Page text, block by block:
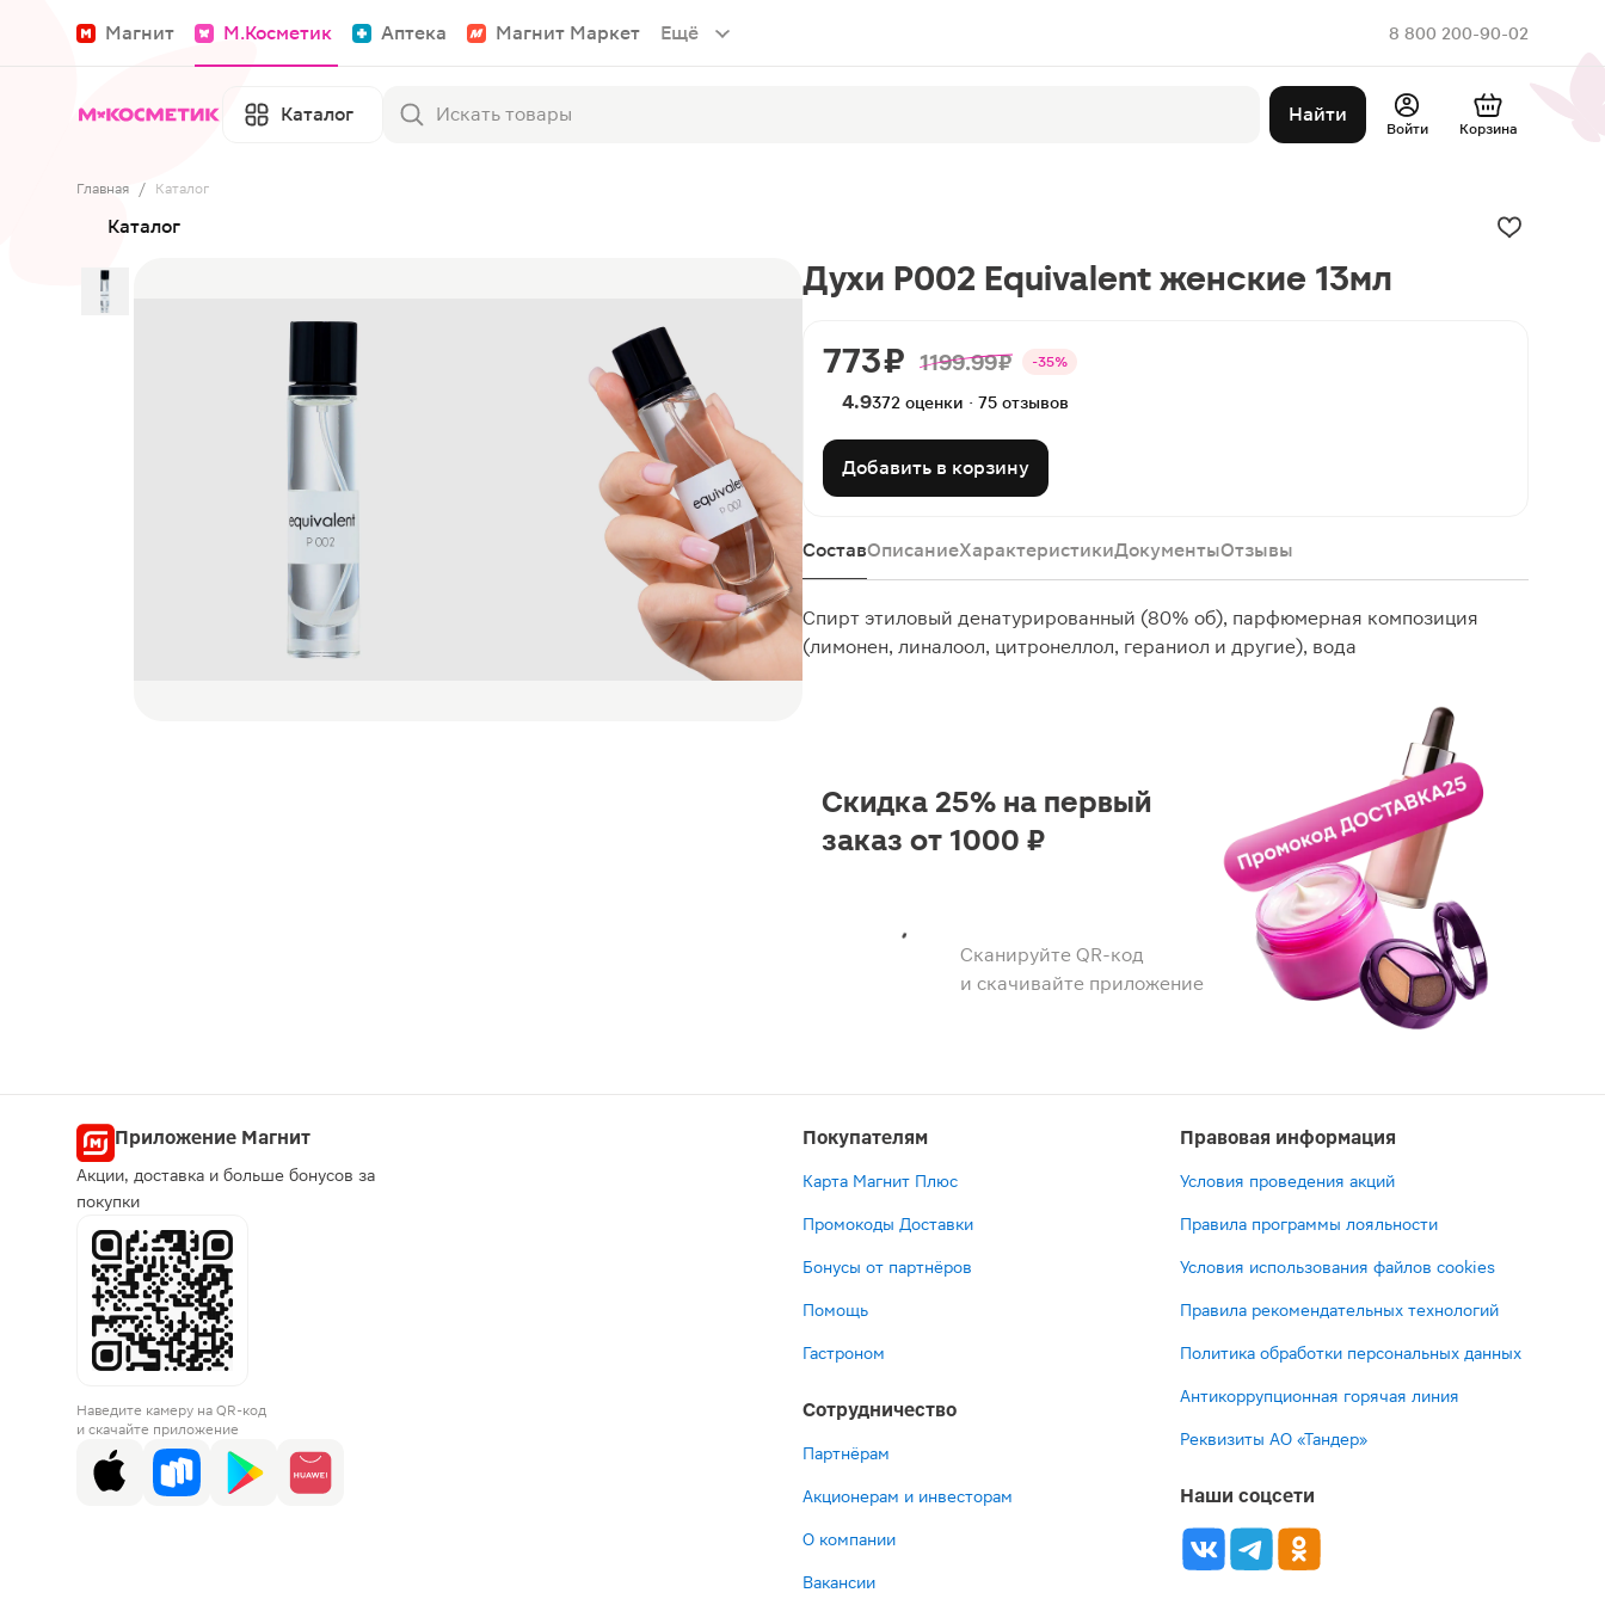
Магнит М.Косметик Аптека Магнит Маркет Ещё 8 800 200-90-02
Каталог Найти
Войти Корзина
Главная / Каталог
Каталог
Духи P002 Equivalent женские 13мл
773 ₽ 1199.99 ₽ -35%
4.9372 оценки · 75 отзывов
Добавить в корзину
СоставОписаниеХарактеристикиДокументыОтзывы
Спирт этиловый денатурированный (80% об), парфюмерная композиция
(лимонен, линалоол, цитронеллол, гераниол и другие), вода
Сканируйте QR-код
и скачивайте приложение
Скидка 25% на первый
заказ от 1000 ₽
Приложение Магнит
Акции, доставка и больше бонусов за
покупки
Наведите камеру на QR-код
и скачайте приложение
Покупателям
Карта Магнит Плюс
Промокоды Доставки
Бонусы от партнёров
Помощь
Гастроном
Сотрудничество
Партнёрам
Акционерам и инвесторам
О компании
Вакансии
Правовая информация
Условия проведения акций
Правила программы лояльности
Условия использования файлов cookies
Правила рекомендательных технологий
Политика обработки персональных данных
Антикоррупционная горячая линия
Реквизиты АО «Тандер»
Наши соцсети